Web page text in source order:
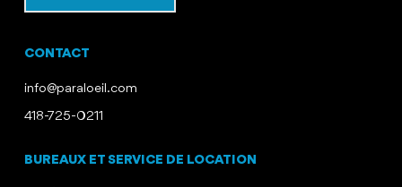
CONTACT
info@paraloeil.com
418-725-0211
BUREAUX ET SERVICE DE LOCATION